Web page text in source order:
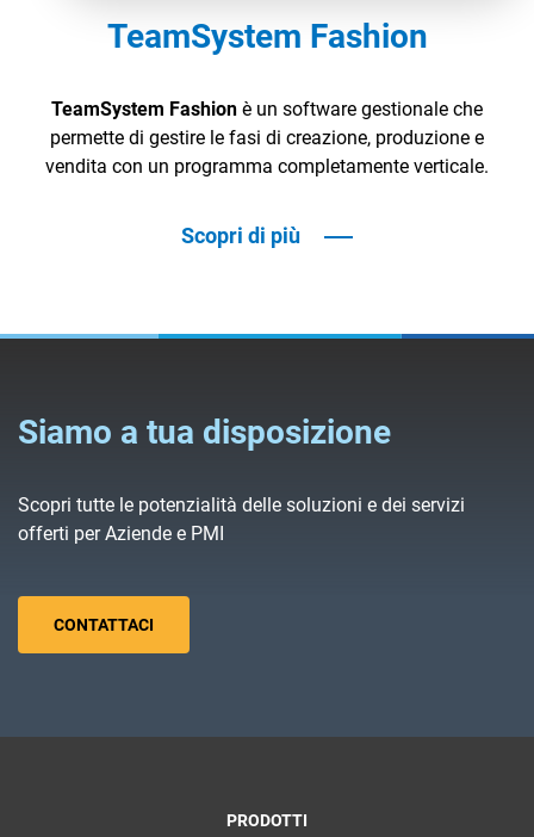
TeamSystem Fashion
TeamSystem Fashion è un software gestionale che
permette di gestire le fasi di creazione, produzione e
vendita con un programma completamente verticale.
Scopri di più
Siamo a tua disposizione
Scopri tutte le potenzialità delle soluzioni e dei servizi
offerti per Aziende e PMI
CONTATTACI
PRODOTTI